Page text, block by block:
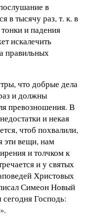
в
в тысячу раз, т. к. в
и падения
искалечить
правильных
что добрые дела
и должны
превозношения. В
и некая
чтоб похвалили,
эти вещи, нам
и толчком к
и у святых
Христовых
Симеон Новый
Господь: